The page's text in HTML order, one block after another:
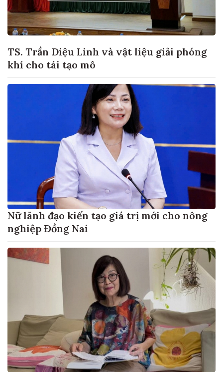
TS. Trần Diệu Linh và vật liệu giải phóng
khí cho tái tạo mô
Nữ lãnh đạo kiến tạo giá trị mới cho nông
nghiệp Đồng Nai